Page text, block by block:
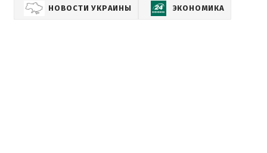
НОВОСТИ УКРАИНЫ ЭКОНОМИКА